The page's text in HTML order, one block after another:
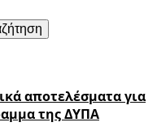
αποτελέσματα για
της ΔΥΠΑ